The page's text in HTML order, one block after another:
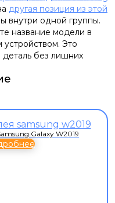
другая позиция из этой
внутри одной группы.
название модели в
устройством. Это
без лишних
Galaxy W2019